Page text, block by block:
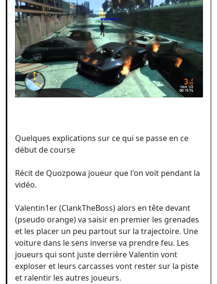
Quelques explications sur ce qui se passe en ce
début de course
Récit de Quozpowa joueur que l'on voit pendant la
vidéo.
Valentin1er (ClankTheBoss) alors en tête devant
(pseudo orange) va saisir en premier les grenades
et les placer un peu partout sur la trajectoire. Une
voiture dans le sens inverse va prendre feu. Les
joueurs qui sont juste derrière Valentin vont
exploser et leurs carcasses vont rester sur la piste
et ralentir les autres joueurs.